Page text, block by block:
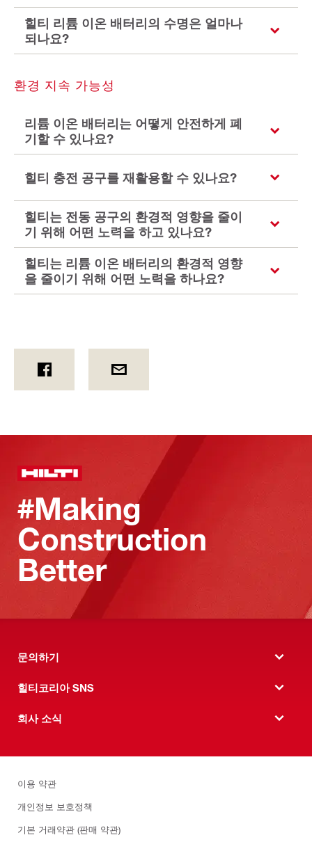
힐티 리튬 이온 배터리의 수명은 얼마나
되나요?
환경 지속 가능성
리튬 이온 배터리는 어떻게 안전하게 폐
기할 수 있나요?
힐티 충전 공구를 재활용할 수 있나요?
힐티는 전동 공구의 환경적 영향을 줄이
기 위해 어떤 노력을 하고 있나요?
힐티는 리튬 이온 배터리의 환경적 영향
을 줄이기 위해 어떤 노력을 하나요?
#Making
Construction
Better
문의하기
힐티코리아 SNS
회사 소식
이용 약관
개인정보 보호정책
기본 거래약관 (판매 약관)